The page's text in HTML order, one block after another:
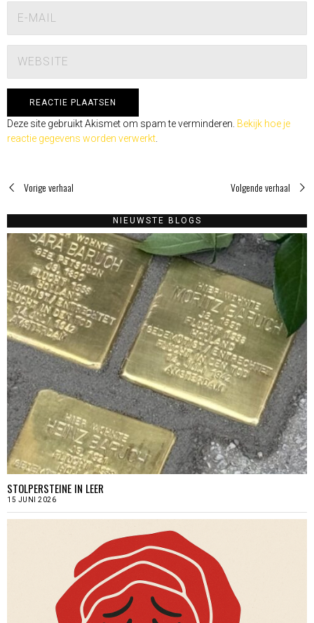
Deze site gebruikt Akismet om spam te verminderen. Bekijk hoe je
reactie gegevens worden verwerkt.
Vorige verhaal Volgende verhaal
NIEUWSTE BLOGS
STOLPERSTEINE IN LEER
15 JUNI 2026